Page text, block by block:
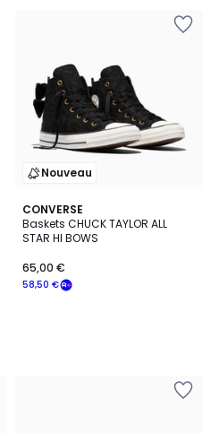
Nouveau
CONVERSE
Baskets CHUCK TAYLOR ALL
STAR HI BOWS
58,50 €
65,00 €